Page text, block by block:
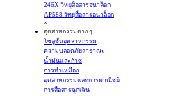
246X วิทยุสื่อสารอนาล็อก
AP588 วิทยุสื่อสารอนาล็อก
×
อุตสาหกรรมต่าง ๆ
โซลูชั่นอุตสาหกรรม
ความปลอดภัยสาธาณะ
น้ำมันและก๊าซ
การทำเหมือง
อุตสาหกรรมและการพาณิชย์
การสื่อสารฉุกเฉิน